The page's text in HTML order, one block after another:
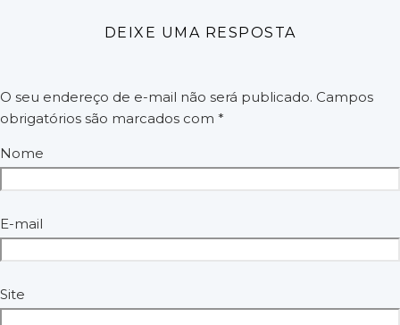
DEIXE UMA RESPOSTA
O seu endereço de e-mail não será publicado. Campos
obrigatórios são marcados com *
Nome
E-mail
Site